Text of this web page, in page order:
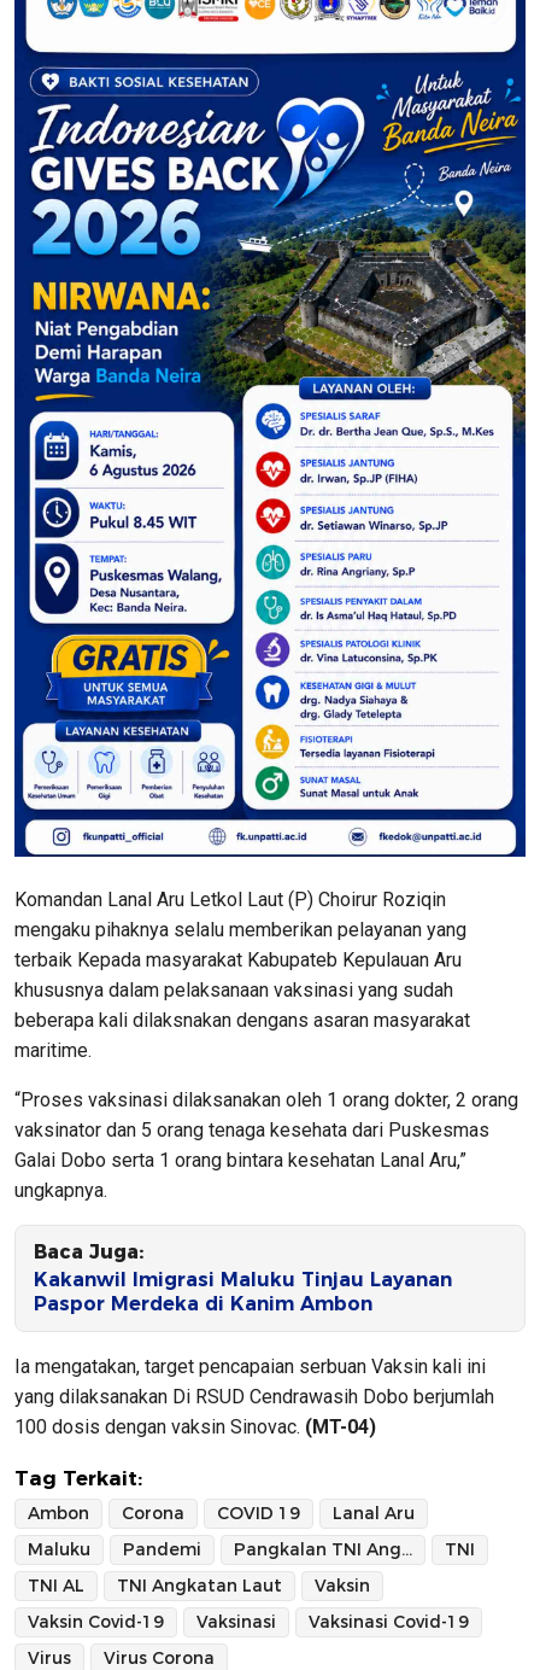
Komandan Lanal Aru Letkol Laut (P) Choirur Roziqin
mengaku pihaknya selalu memberikan pelayanan yang
terbaik Kepada masyarakat Kabupateb Kepulauan Aru
khususnya dalam pelaksanaan vaksinasi yang sudah
beberapa kali dilaksnakan dengans asaran masyarakat
maritime.
“Proses vaksinasi dilaksanakan oleh 1 orang dokter, 2 orang
vaksinator dan 5 orang tenaga kesehata dari Puskesmas
Galai Dobo serta 1 orang bintara kesehatan Lanal Aru,”
ungkapnya.
Baca Juga:
Kakanwil Imigrasi Maluku Tinjau Layanan
Paspor Merdeka di Kanim Ambon
Ia mengatakan, target pencapaian serbuan Vaksin kali ini
yang dilaksanakan Di RSUD Cendrawasih Dobo berjumlah
100 dosis dengan vaksin Sinovac. (MT-04)
Tag Terkait:
Ambon Corona COVID 19
Lanal Aru
Maluku
Pandemi Pangkalan TNI Angkatan Laut Aru
TNI
TNI AL
TNI Angkatan Laut
Vaksin
Vaksin Covid-19
Vaksinasi
Vaksinasi Covid-19
Virus
Virus Corona